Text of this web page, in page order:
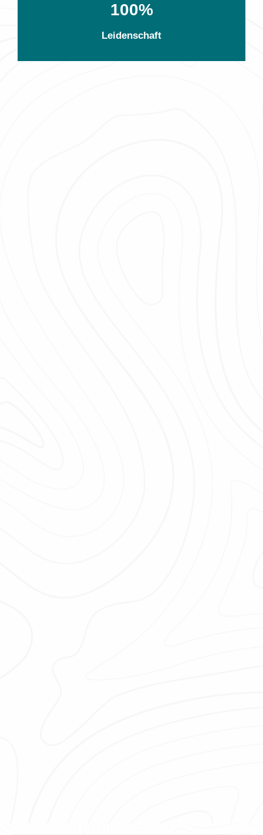
100%
Leidenschaft